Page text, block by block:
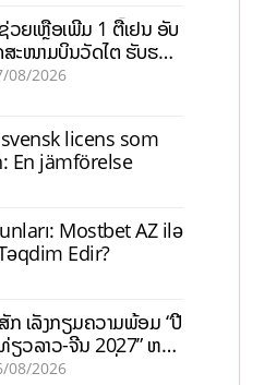
ວຍເຫຼືອເພີ່ມ 1 ຕື້ເຢນ ອັບ
ສະໜາມບິນວັດໄຕ ຮັບຮອງ
ບໂຕ
08/2026
licens som
En jämförelse
Mostbet AZ ilə
Edir?
ກ ເລັ່ງກຽມຄວາມພ້ອມ “ປີ
ຽວລາວ-ຈີນ 2027” ຫວັງ
ສດຖະກິດທ້ອງຖິ່ນ
08/2026